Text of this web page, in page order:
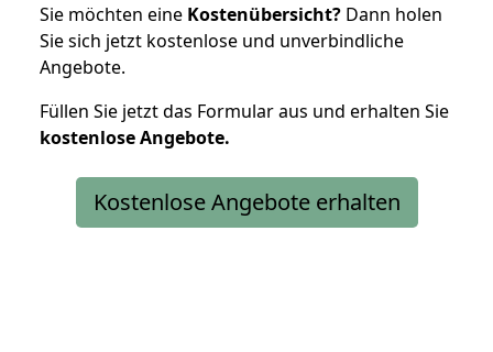
Sie möchten eine Kostenübersicht? Dann holen
Sie sich jetzt kostenlose und unverbindliche
Angebote.
Füllen Sie jetzt das Formular aus und erhalten Sie
kostenloseAngebote.
Kostenlose Angebote erhalten